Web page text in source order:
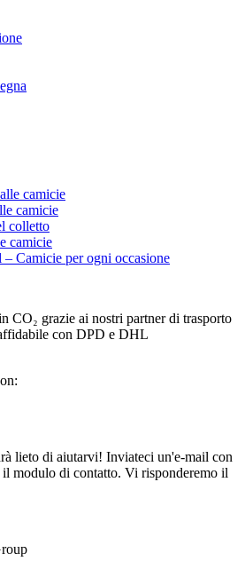
camicie
camicie
colletto
camicie
– Camicie per ogni occasione
CO₂ grazie ai nostri partner di trasporto
con DPD e DHL
lieto di aiutarvi! Inviateci un'e-mail con
il modulo di contatto. Vi risponderemo il